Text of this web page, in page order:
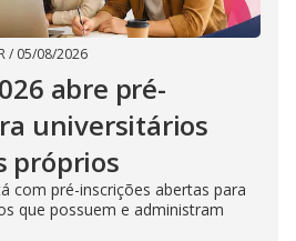
/ 05/08/2026
abre pré-
universitários
próprios
com pré-inscrições abertas para
que possuem e administram